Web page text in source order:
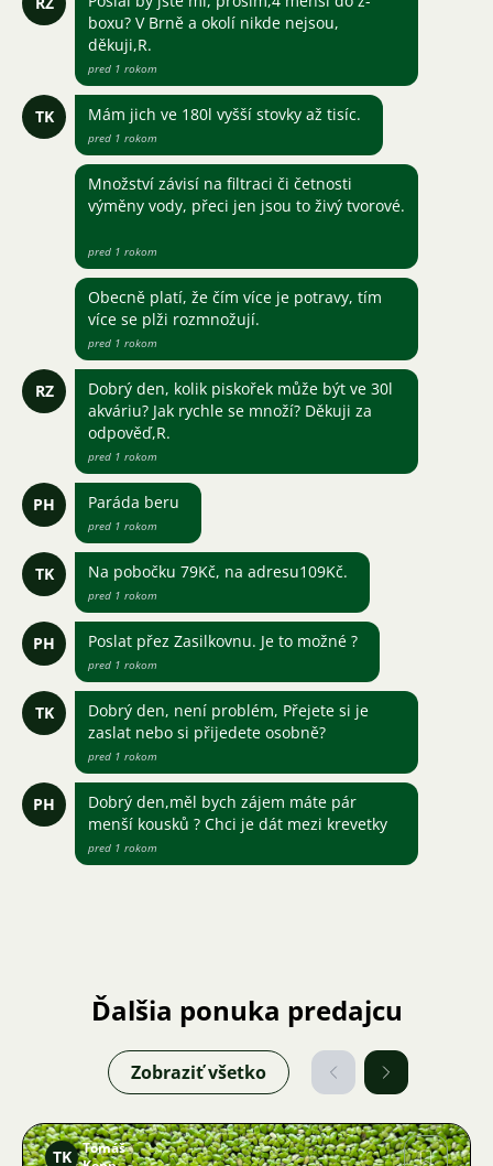
boxu? V Brně a okolí nikde nejsou,
děkuji,R.
pred 1 rokom
TK Mám jich ve 180l vyšší stovky až tisíc.
pred 1 rokom
Množství závisí na filtraci či četnosti
výměny vody, přeci jen jsou to živý tvorové.
pred 1 rokom
Obecně platí, že čím více je potravy, tím
více se plži rozmnožují.
pred 1 rokom
RZ
Dobrý den, kolik piskořek může být ve 30l
akváriu? Jak rychle se množí? Děkuji za
odpověď,R.
pred 1 rokom
PH Paráda beru
pred 1 rokom
TK Na pobočku 79Kč, na adresu109Kč.
pred 1 rokom
PH Poslat přez Zasilkovnu. Je to možné ?
pred 1 rokom
TK
Dobrý den, není problém, Přejete si je
zaslat nebo si přijedete osobně?
pred 1 rokom
PH
Dobrý den,měl bych zájem máte pár
menší kousků ? Chci je dát mezi krevetky
pred 1 rokom
Ďalšia ponuka predajcu
Zobraziť všetko
TK
Tomáš